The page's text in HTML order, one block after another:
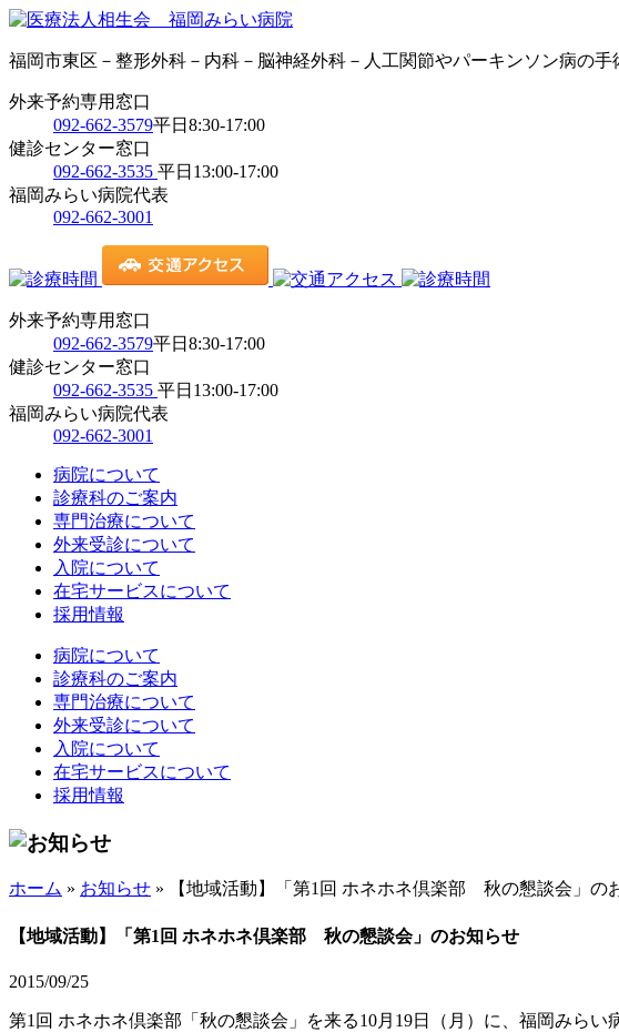
福岡市東区－整形外科－内科－脳神経外科－人工関節やパーキンソン病の
外来予約専用窓口
092-662-3579平日8:30-17:00
健診センター窓口
092-662-3535 平日13:00-17:00
福岡みらい病院代表
092-662-3001
外来予約専用窓口
092-662-3579平日8:30-17:00
健診センター窓口
092-662-3535 平日13:00-17:00
福岡みらい病院代表
092-662-3001
病院について
診療科のご案内
専門治療について
外来受診について
入院について
在宅サービスについて
採用情報
病院について
診療科のご案内
専門治療について
外来受診について
入院について
在宅サービスについて
採用情報
ホーム » お知らせ » 【地域活動】「第1回 ホネホネ倶楽部 秋の懇談会」の
【地域活動】「第1回 ホネホネ倶楽部 秋の懇談会」のお知らせ
2015/09/25
第1回 ホネホネ倶楽部「秋の懇談会」を来る10月19日（月）に、福岡みら